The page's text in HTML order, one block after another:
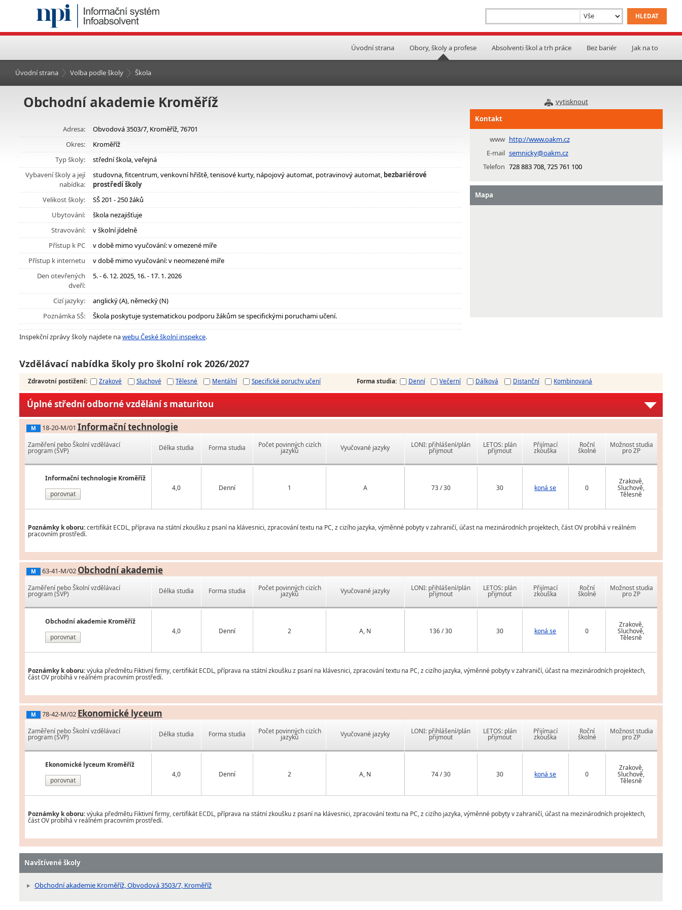
Úvodní strana Obory, školy a profese Absolventi škol a trh práce Bez bariér Jak na to
Úvodní strana Volba podle školy Škola
vytisknout
Obchodní akademie Kroměříž
Adresa:
Obvodová 3503/7, Kroměříž, 76701
Okres:
Kroměříž
Typ školy:
střední škola, veřejná
Vybavení školy a její
nabídka:
studovna, fitcentrum, venkovní hřiště, tenisové kurty, nápojový automat, potravinový automat, bezbariérové
prostředí školy
Velikost školy:
SŠ 201 - 250 žáků
Ubytování:
škola nezajišťuje
Stravování:
v školní jídelně
Přístup k PC
v době mimo vyučování: v omezené míře
Přístup k internetu
v době mimo vyučování: v neomezené míře
Den otevřených
dveří:
5. - 6. 12. 2025, 16. - 17. 1. 2026
Cizí jazyky:
anglický (A), německý (N)
Poznámka SŠ:
Škola poskytuje systematickou podporu žákům se specifickými poruchami učení.
Inspekční zprávy školy najdete nawebu České školní inspekce.
Kontakt
www http://www.oakm.cz
E-mail semnicky@oakm.cz
Telefon 728 883 708, 725 761 100
Mapa
Vzdělávací nabídka školy pro školní rok 2026/2027
Zdravotní postižení: Zrakové Sluchové Tělesné Mentální Specifické poruchy učení Forma studia: Denní Večerní Dálková Distanční Kombinovaná
Úplné střední odborné vzdělání s maturitou
M 18-20-M/01 Informační technologie
Zaměření nebo Školní vzdělávací
program (ŠVP)
Informační technologie Kroměříž
porovnat
Délka studia Forma studia Počet povinných cizích
jazyků Vyučované jazyky
4,0 Denní 1 A
LONI: přihlášení/plán
přijmout
LETOS: plán
přijmout
Přijímací
zkouška
Roční
školné
Možnost studia
pro ZP
73 / 30 30 koná se 0
Zrakově,
Sluchově,
Tělesně
Poznámky k oboru:certifikát ECDL, příprava na státní zkoušku z psaní na klávesnici, zpracování textu na PC, z cizího jazyka, výměnné pobyty v zahraničí, účast na mezinárodních projektech, část OV probíhá v reálném
pracovním prostředí.
M 63-41-M/02 Obchodní akademie
Zaměření nebo Školní vzdělávací
program (ŠVP)
Obchodní akademie Kroměříž
porovnat
Délka studia Forma studia Počet povinných cizích
jazyků Vyučované jazyky
4,0 Denní 2 A, N
LONI: přihlášení/plán
přijmout
LETOS: plán
přijmout
Přijímací
zkouška
Roční
školné
Možnost studia
pro ZP
136 / 30 30 koná se 0
Zrakově,
Sluchově,
Tělesně
Poznámky k oboru:výuka předmětu Fiktivní firmy, certifikát ECDL, příprava na státní zkoušku z psaní na klávesnici, zpracování textu na PC, z cizího jazyka, výměnné pobyty v zahraničí, účast na mezinárodních projektech,
část OV probíhá v reálném pracovním prostředí.
M 78-42-M/02 Ekonomické lyceum
Zaměření nebo Školní vzdělávací
program (ŠVP)
Ekonomické lyceum Kroměříž
porovnat
Délka studia Forma studia Počet povinných cizích
jazyků Vyučované jazyky
4,0 Denní 2 A, N
LONI: přihlášení/plán
přijmout
LETOS: plán
přijmout
Přijímací
zkouška
Roční
školné
Možnost studia
pro ZP
74 / 30 30 koná se 0
Zrakově,
Sluchově,
Tělesně
Poznámky k oboru:výuka předmětu Fiktivní firmy, certifikát ECDL, příprava na státní zkoušku z psaní na klávesnici, zpracování textu na PC, z cizího jazyka, výměnné pobyty v zahraničí, účast na mezinárodních projektech,
část OV probíhá v reálném pracovním prostředí.
Navštívené školy
Obchodní akademie Kroměříž, Obvodová 3503/7, Kroměříž